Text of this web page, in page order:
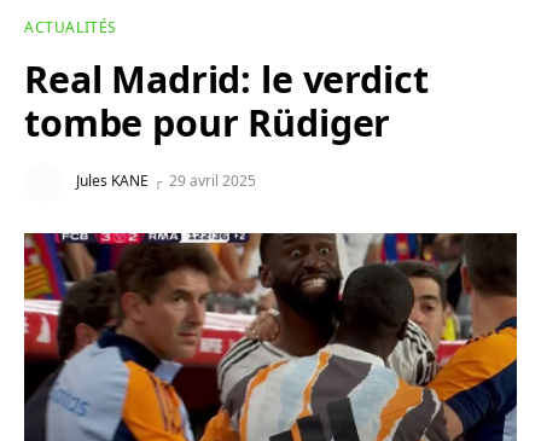
ACTUALITÉS
Real Madrid: le verdict
tombe pour Rüdiger
Jules KANE 29 avril 2025